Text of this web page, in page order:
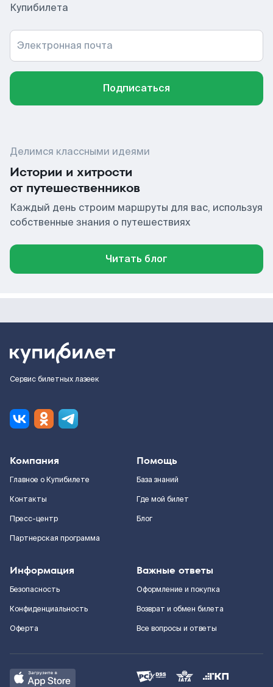
Купибилета
Электронная почта
Подписаться
Делимся классными идеями
Истории и хитрости
от путешественников
Каждый день строим маршруты для вас, используя
собственные знания о путешествиях
Читать блог
Сервис билетных лазеек
Компания
Главное о Купибилете
Контакты
Пресс-центр
Партнерская программа
Помощь
База знаний
Где мой билет
Блог
Информация
Безопасность
Конфиденциальность
Оферта
Важные ответы
Оформление и покупка
Возврат и обмен билета
Все вопросы и ответы